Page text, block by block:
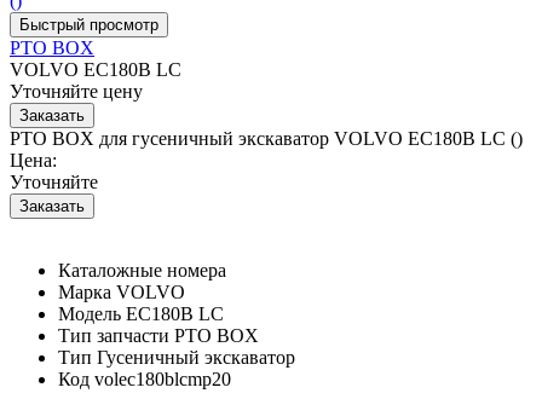
PTO BOX
VOLVO EC180B LC
Уточняйте цену
PTO BOX для гусеничный экскаватор VOLVO EC180B LC ()
Цена:
Уточняйте
Каталожные номера
Марка VOLVO
Модель EC180B LC
Тип запчасти PTO BOX
Тип Гусеничный экскаватор
Код volec180blcmp20